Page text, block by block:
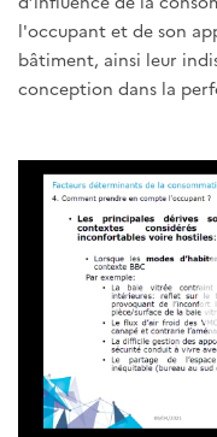
l'occupant et de son
bâtiment, ainsi leur
conception dans la